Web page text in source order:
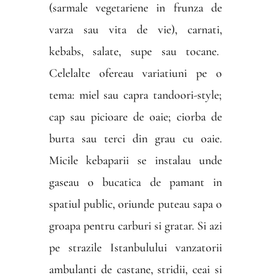
(sarmale vegetariene in frunza de
varza sau vita de vie), carnati,
kebabs, salate, supe sau tocane.
Celelalte ofereau variatiuni pe o
tema: miel sau capra tandoori-style;
cap sau picioare de oaie; ciorba de
burta sau terci din grau cu oaie.
Micile kebaparii se instalau unde
gaseau o bucatica de pamant in
spatiul public, oriunde puteau sapa o
groapa pentru carburi si gratar. Si azi
pe strazile Istanbulului vanzatorii
ambulanti de castane, stridii, ceai si